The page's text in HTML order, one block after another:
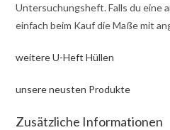
Untersuchungsheft. Falls du eine
einfach beim Kauf die Maße mit
weitere U-Heft Hüllen
unsere neusten Produkte
Zusätzliche Informationen